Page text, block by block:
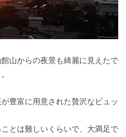
山からの夜景も綺麗に見えたで
豊富に用意された贅沢なビュッ
とは難しいくらいで、大満足で